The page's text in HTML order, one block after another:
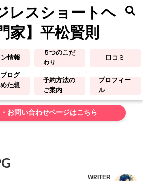
レスショートヘ
家】平松賢則
情報
５つのこだ
わり
口コミ
ログ
た想
予約方法の
ご案内
プロフィー
ル
お問い合わせページはこちら
WRITER